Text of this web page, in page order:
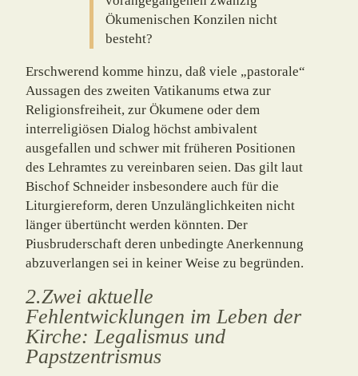
Ökumenischen Konzilen nicht
besteht?
Erschwerend komme hinzu, daß viele „pastorale“
Aussagen des zweiten Vatikanums etwa zur
Religionsfreiheit, zur Ökumene oder dem
interreligiösen Dialog höchst ambivalent
ausgefallen und schwer mit früheren Positionen
des Lehramtes zu vereinbaren seien. Das gilt laut
Bischof Schneider insbesondere auch für die
Liturgiereform, deren Unzuläng­lichkeiten nicht
länger übertüncht werden könnten. Der
Piusbruderschaft deren unbe­dingte Anerkennung
abzuverlangen sei in keiner Weise zu begründen.
2.Zwei aktuelle
Fehlentwicklungen im Leben der
Kirche: Legalismus und
Papstzentrismus